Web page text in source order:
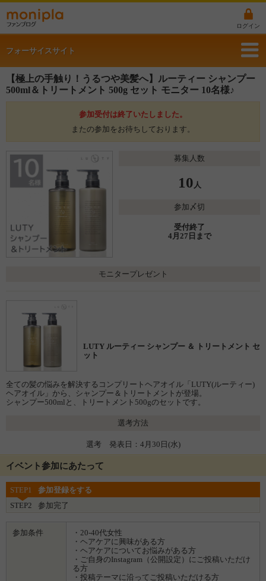
ログイン
フォーサイスサイト
【極上の手触り！うるつや美髪へ】ルーティー シャンプー
500ml＆トリートメント 500g セット モニター 10名様♪
参加受付は終了いたしました。
またの参加をお待ちしております。
募集人数
10 人
参加〆切
受付終了
4月27日まで
モニタープレゼント
LUTY ルーティー シャンプー ＆ トリートメント セ
ット
全ての髪の悩みを解決するコンプリートヘアオイル「LUTY(ルーティー)
ヘアオイル」から、シャンプー＆トリートメントが登場。
シャンプー500mlと、トリートメント500gのセットです。
選考方法
選考 発表日：4月30日(水)
イベント参加にあたって
STEP1
参加登録をする
STEP2
参加完了
参加条件
・20-40代女性
・ヘアケアに興味がある方
・ヘアケアについてお悩みがある方
・ご自身のInstagram（公開設定）にご投稿いただけ
る方
・投稿テーマに沿ってご投稿いただける方